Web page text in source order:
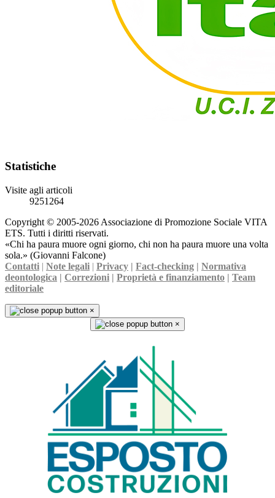
Statistiche
Visite agli articoli
9251264
Copyright © 2005-2026 Associazione di Promozione Sociale VITA
ETS. Tutti i diritti riservati.
«Chi ha paura muore ogni giorno, chi non ha paura muore una volta
sola.» (Giovanni Falcone)
Contatti | Note legali | Privacy | Fact-checking | Normativa
deontologica | Correzioni | Proprietà e finanziamento | Team
editoriale
×
×